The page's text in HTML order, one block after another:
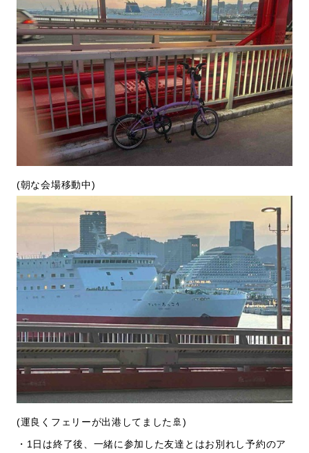
(朝な会場移動中)
(運良くフェリーが出港してました🚢)
・1日は終了後、一緒に参加した友達とはお別れし予約のア